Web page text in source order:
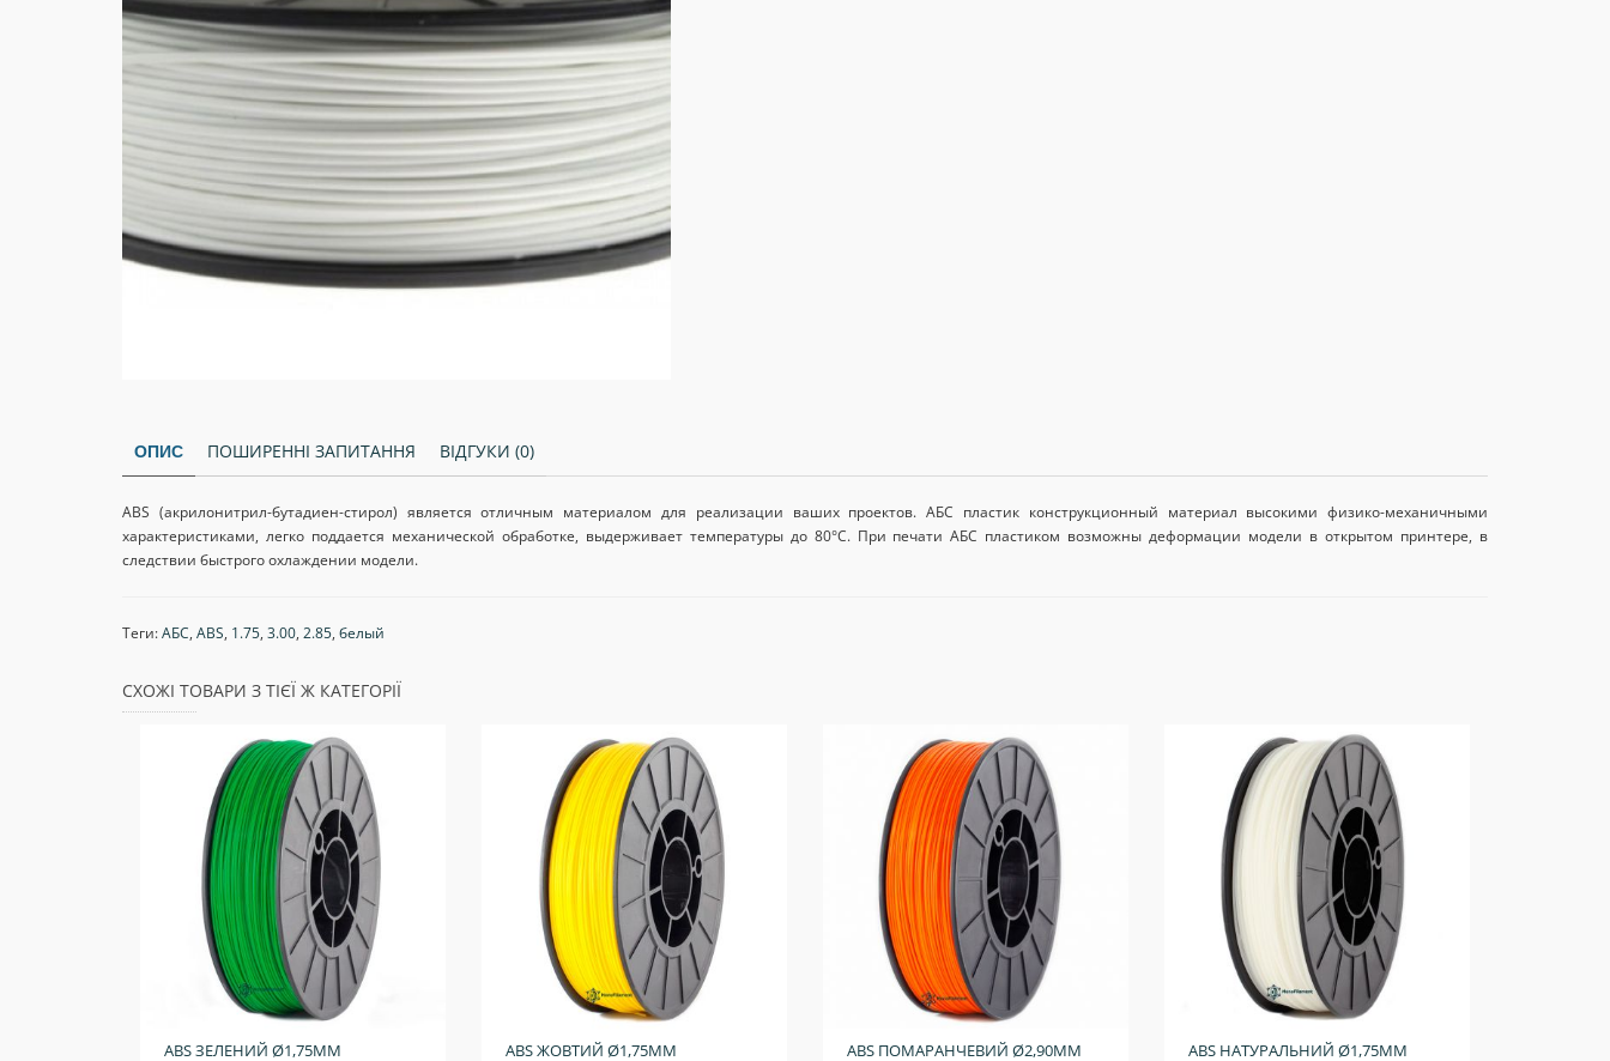
ОПИС ПОШИРЕННІ ЗАПИТАННЯ ВІДГУКИ (0)
ABS (акрилонитрил-бутадиен-стирол) является отличным материалом для реализации ваших проектов. АБС пластик конструкционный материал высокими физико-механичными
характеристиками, легко поддается механической обработке, выдерживает температуры до 80°C. При печати АБС пластиком возможны деформации модели в открытом принтере, в
следствии быстрого охлаждении модели.
Теги:АБС, ABS, 1.75, 3.00, 2.85, белый
СХОЖІ ТОВАРИ З ТІЄЇ Ж КАТЕГОРІЇ
ABS ЗЕЛЕНИЙ Ø1,75ММ ABS ЖОВТИЙ Ø1,75ММ ABS ПОМАРАНЧЕВИЙ Ø2,90ММ ABS НАТУРАЛЬНИЙ Ø1,75ММ